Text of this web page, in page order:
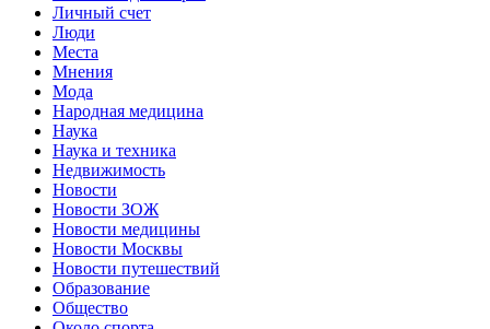
Личный счет
Люди
Места
Мнения
Мода
Народная медицина
Наука
Наука и техника
Недвижимость
Новости
Новости ЗОЖ
Новости медицины
Новости Москвы
Новости путешествий
Образование
Общество